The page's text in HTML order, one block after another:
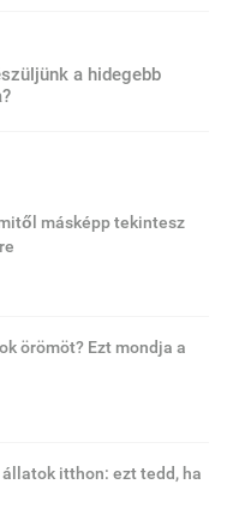
a hidegebb
másképp tekintesz
örömöt? Ezt mondja a
itthon: ezt tedd, ha